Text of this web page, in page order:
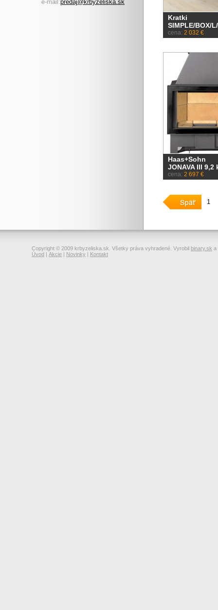
e-mail:predaj@krbyzeliska.sk
Kratki
SIMPLE/BOX/
cena: 2 032 €
Haas+Sohn
JONAVA III 9,2
cena: 2 697 €
1
Copyright © 2009 krbyzeliska.sk. Všetky práva vyhradené. Vyrobil binary.sk a
Úvod | Akcie | Novinky | Kontakt